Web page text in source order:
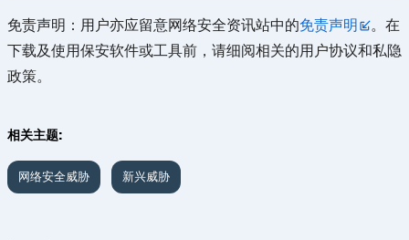
免责声明：用户亦应留意网络安全资讯站中的免责声明
。在
下载及使用保安软件或工具前，请细阅相关的用户协议和私隐
政策。
相关主题:
网络安全威胁 新兴威胁